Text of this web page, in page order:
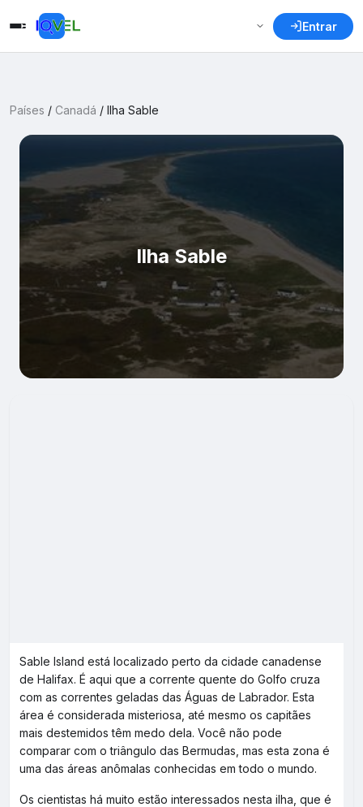
Entrar
Países / Canadá / Ilha Sable
Ilha Sable
Sable Island está localizado perto da cidade canadense
de Halifax. É aqui que a corrente quente do Golfo cruza
com as correntes geladas das Águas de Labrador. Esta
área é considerada misteriosa, até mesmo os capitães
mais destemidos têm medo dela. Você não pode
comparar com o triângulo das Bermudas, mas esta zona é
uma das áreas anômalas conhecidas em todo o mundo.
Os cientistas há muito estão interessados nesta ilha, que é